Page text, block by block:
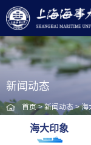
新闻动态
首页>新闻动态>海
海大印象